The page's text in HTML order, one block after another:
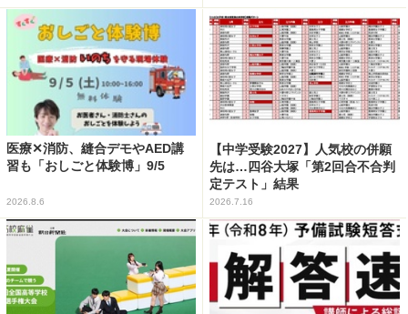
医療✕消防、縫合デモやAED講
習も「おしごと体験博」9/5
2026.8.6
【中学受験2027】人気校の併願
先は…四谷大塚「第2回合不合判
定テスト」結果
2026.7.16